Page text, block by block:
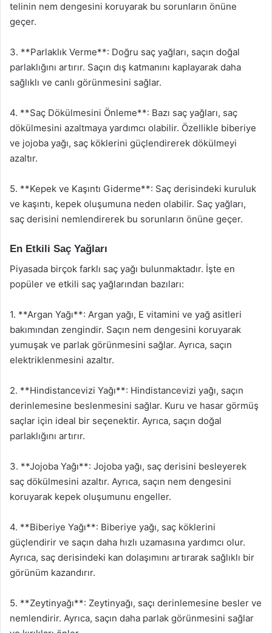
telinin nem dengesini koruyarak bu sorunların önüne
geçer.
3. **Parlaklık Verme**: Doğru saç yağları, saçın doğal
parlaklığını artırır. Saçın dış katmanını kaplayarak daha
sağlıklı ve canlı görünmesini sağlar.
4. **Saç Dökülmesini Önleme**: Bazı saç yağları, saç
dökülmesini azaltmaya yardımcı olabilir. Özellikle biberiye
ve jojoba yağı, saç köklerini güçlendirerek dökülmeyi
azaltır.
5. **Kepek ve Kaşıntı Giderme**: Saç derisindeki kuruluk
ve kaşıntı, kepek oluşumuna neden olabilir. Saç yağları,
saç derisini nemlendirerek bu sorunların önüne geçer.
En Etkili Saç Yağları
Piyasada birçok farklı saç yağı bulunmaktadır. İşte en
popüler ve etkili saç yağlarından bazıları:
1. **Argan Yağı**: Argan yağı, E vitamini ve yağ asitleri
bakımından zengindir. Saçın nem dengesini koruyarak
yumuşak ve parlak görünmesini sağlar. Ayrıca, saçın
elektriklenmesini azaltır.
2. **Hindistancevizi Yağı**: Hindistancevizi yağı, saçın
derinlemesine beslenmesini sağlar. Kuru ve hasar görmüş
saçlar için ideal bir seçenektir. Ayrıca, saçın doğal
parlaklığını artırır.
3. **Jojoba Yağı**: Jojoba yağı, saç derisini besleyerek
saç dökülmesini azaltır. Ayrıca, saçın nem dengesini
koruyarak kepek oluşumunu engeller.
4. **Biberiye Yağı**: Biberiye yağı, saç köklerini
güçlendirir ve saçın daha hızlı uzamasına yardımcı olur.
Ayrıca, saç derisindeki kan dolaşımını artırarak sağlıklı bir
görünüm kazandırır.
5. **Zeytinyağı**: Zeytinyağı, saçı derinlemesine besler ve
nemlendirir. Ayrıca, saçın daha parlak görünmesini sağlar